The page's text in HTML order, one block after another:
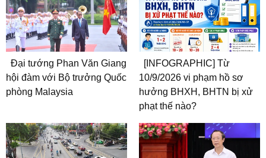
Đại tướng Phan Văn Giang
hội đàm với Bộ trưởng Quốc
phòng Malaysia
[INFOGRAPHIC] Từ
10/9/2026 vi phạm hồ sơ
hưởng BHXH, BHTN bị xử
phạt thế nào?